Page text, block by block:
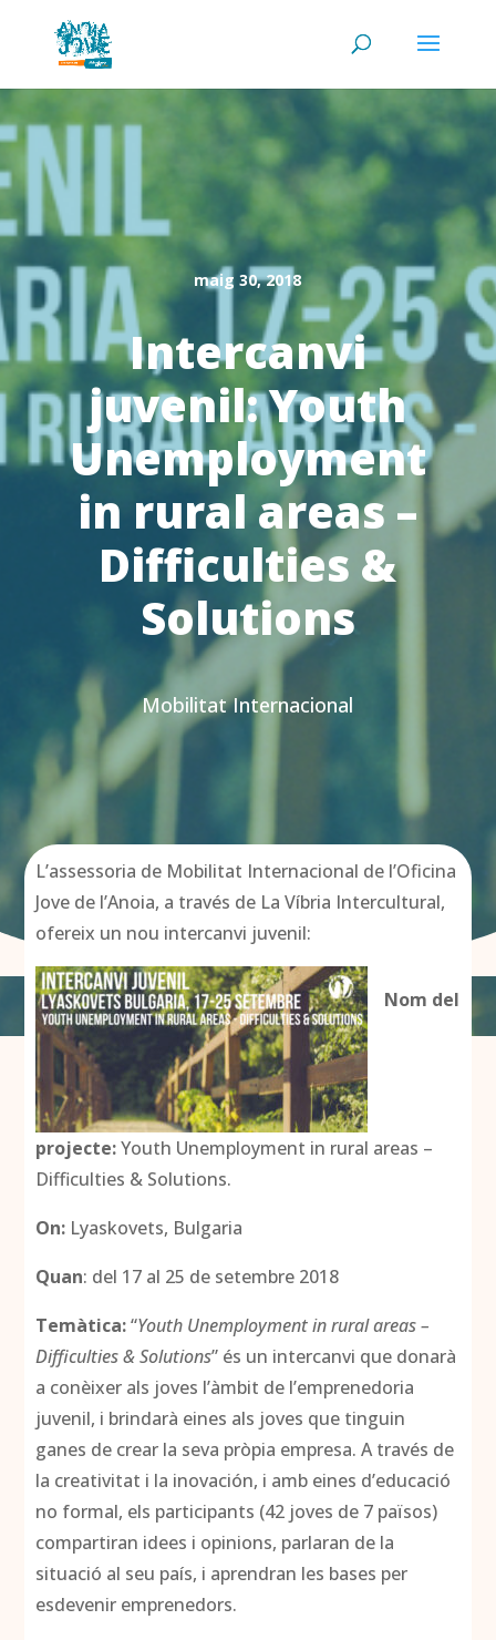
maig 30, 2018
Intercanvi
juvenil: Youth
Unemployment
in rural areas –
Difficulties &
Solutions
Mobilitat Internacional
L’assessoria de Mobilitat Internacional de l’Oficina
Jove de l’Anoia, a través de La Víbria Intercultural,
ofereix un nou intercanvi juvenil:
Nom del
projecte:Youth Unemployment in rural areas –
Difficulties & Solutions.
On: Lyaskovets, Bulgaria
Quan: del 17 al 25 de setembre 2018
Temàtica:“Youth Unemployment in rural areas –
Difficulties & Solutions” és un intercanvi que donarà
a conèixer als joves l’àmbit de l’emprenedoria
juvenil, i brindarà eines als joves que tinguin
ganes de crear la seva pròpia empresa. A través de
la creativitat i la inovación, i amb eines d’educació
no formal, els participants (42 joves de 7 països)
compartiran idees i opinions, parlaran de la
situació al seu país, i aprendran les bases per
esdevenir emprenedors.